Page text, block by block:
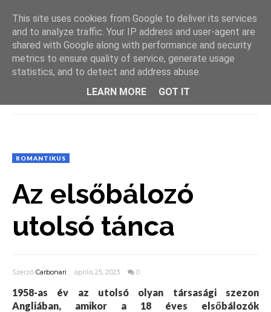
ROMANTIKUS
Az elsőbálozó
utolsó tánca
Szerző Carbonari április 25, 2023 0
1958-as év az utolsó olyan társasági szezon
Angliában, amikor a 18 éves elsőbálozók
This site uses cookies from Google to deliver its services
and to analyze traffic. Your IP address and user-agent are
shared with Google along with performance and security
metrics to ensure quality of service, generate usage
statistics, and to detect and address abuse.
LEARN MORE
GOT IT